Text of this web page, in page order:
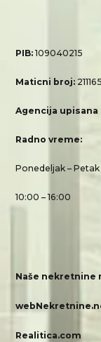
PIB:109040215
Maticni broj:
Agencija
Radno vreme:
Ponedeljak – Petak
10:00 – 16:00
Naše nekretnine
Realitica.com